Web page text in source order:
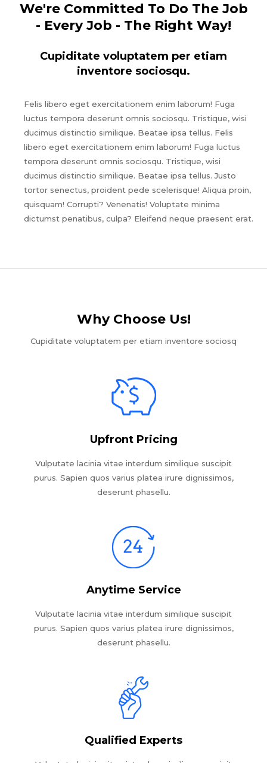
We're Committed To Do The Job
- Every Job - The Right Way!
Cupiditate voluptatem per etiam
inventore sociosqu.
Felis libero eget exercitationem enim laborum! Fuga
luctus tempora deserunt omnis sociosqu. Tristique, wisi
ducimus distinctio similique. Beatae ipsa tellus. Felis
libero eget exercitationem enim laborum! Fuga luctus
tempora deserunt omnis sociosqu. Tristique, wisi
ducimus distinctio similique. Beatae ipsa tellus. Justo
tortor senectus, proident pede scelerisque! Aliqua proin,
quisquam! Corrupti? Venenatis! Voluptate minima
dictumst penatibus, culpa? Eleifend neque praesent erat.
Why Choose Us!​
Cupiditate voluptatem per etiam inventore sociosq
Upfront Pricing
Vulputate lacinia vitae interdum similique suscipit
purus. Sapien quos varius platea irure dignissimos,
deserunt phasellu.
Anytime Service
Vulputate lacinia vitae interdum similique suscipit
purus. Sapien quos varius platea irure dignissimos,
deserunt phasellu.
Qualified Experts